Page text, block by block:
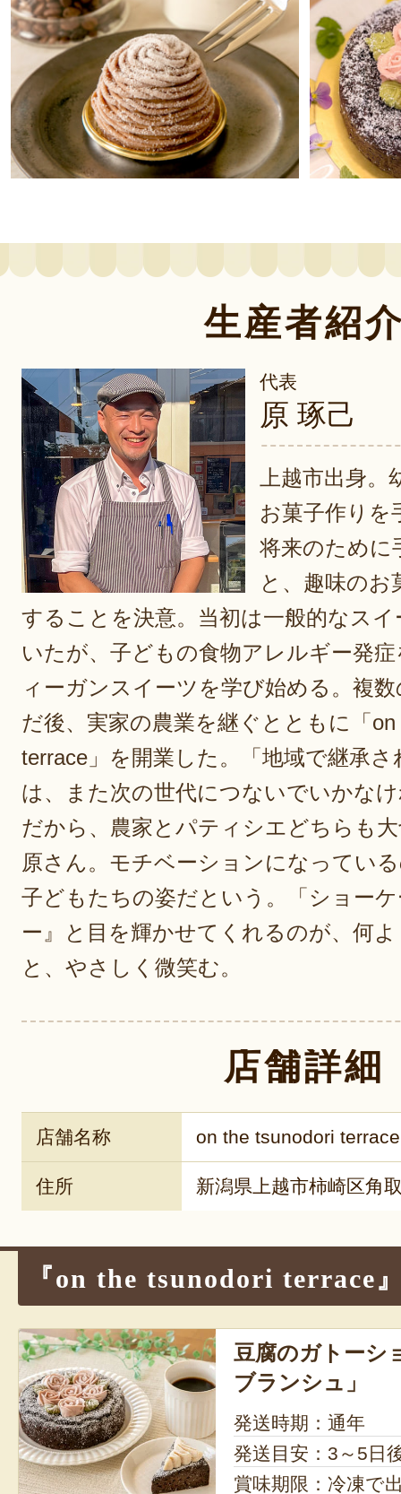
生産者紹
代表
原 琢己
上越市出身
お菓子作りを
将来のために
と、趣味のお
することを決意。当初は一般的なス
いたが、子どもの食物アレルギー発
ィーガンスイーツを学び始める。複
だ後、実家の農業を継ぐとともに「on
terrace」を開業した。「地域で継承
は、また次の世代につないでいかな
だから、農家とパティシエどちらも
原さん。モチベーションになってい
子どもたちの姿だという。「ショー
ー』と目を輝かせてくれるのが、何
と、やさしく微笑む。
店舗詳細
店舗名称 on the tsunodori terrace
住所 新潟県上越市柿崎区角
『on the tsunodori terrace
豆腐のガトーシ
ブランシュ」
発送時期：通年
発送目安：3～5日
賞味期限：冷凍で